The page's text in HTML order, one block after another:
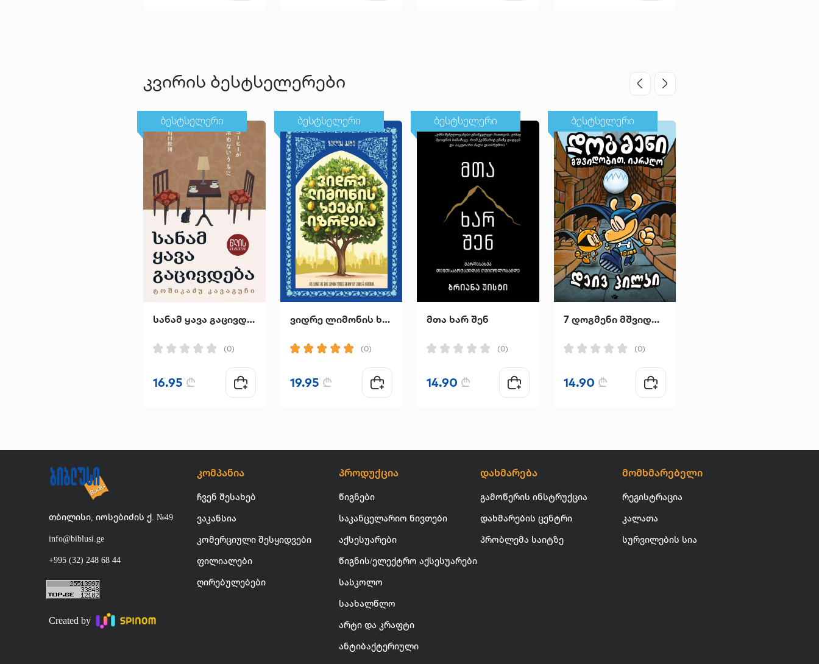
კვირის ბესტსელერები
ბესტსელერი
სანამ ყავა გაცივდება
(0)
16.95 ₾
ბესტსელერი
ვიდრე ლიმონის ხეები იზრდება
(0)
19.95 ₾
ბესტსელერი
მთა ხარ შენ
(0)
14.90 ₾
ბესტსელერი
7 დოგმენი მშვიდობით იარაღო
(0)
14.90 ₾
თბილისი, იოსებიძის ქ. №49
info@biblusi.ge
+995 (32) 248 68 44
Created by
კომპანია
ჩვენ შესახებ
ვაკანსია
კომერციული შესყიდვები
ფილიალები
ღირებულებები
პროდუქცია
წიგნები
საკანცელარიო ნივთები
აქსესუარები
წიგნის/ელექტრო აქსესუარები
სასკოლო
საახალწლო
არტი და კრაფტი
ანტიბაქტერიული
დახმარება
გამოწერის ინსტრუქცია
დახმარების ცენტრი
პრობლემა საიტზე
მომხმარებელი
რეგისტრაცია
კალათა
სურვილების სია